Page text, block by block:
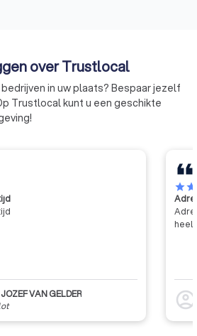
en
of niet-
aan de
om in
worden op
te
van
in
over Trustlocal
in uw plaats? Bespaar jezelf
Trustlocal kunt u een geschikte
VAN GELDER
starstar
heel
account_circle